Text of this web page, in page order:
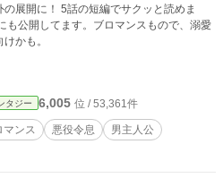
の展開に！ 5話の短編でサクッと読めま
も公開してます。ブロマンスもので、溺愛
かも。
タジー 6,005 位 / 53,361件
マンス 悪役令息
男主人公